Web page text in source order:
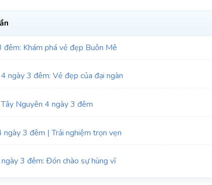
Khám phá vẻ đẹp Buôn Mê
ngày 3 đêm: Vẻ đẹp của đại ngàn
Nguyên 4 ngày 3 đêm
ngày 3 đêm | Trải nghiệm trọn vẹn
3 đêm: Đón chào sự hùng vĩ